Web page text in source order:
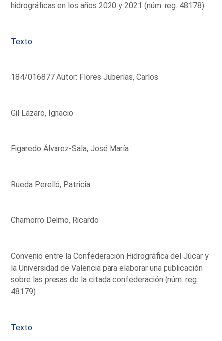
hidrográficas en los años 2020 y 2021 (núm. reg. 48178)
Texto
184/016877 Autor: Flores Juberías, Carlos
Gil Lázaro, Ignacio
Figaredo Álvarez-Sala, José María
Rueda Perelló, Patricia
Chamorro Delmo, Ricardo
Convenio entre la Confederación Hidrográfica del Júcar y
la Universidad de Valencia para elaborar una publicación
sobre las presas de la citada confederación (núm. reg.
48179)
Texto